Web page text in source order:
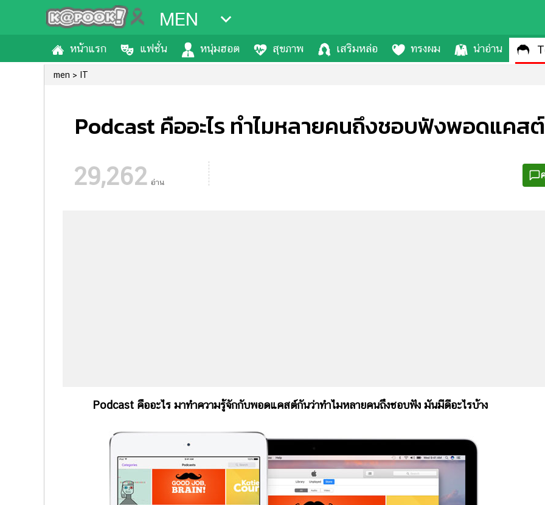
MEN
หน้าแรก แฟชั่น หนุ่มฮอต สุขภาพ เสริมหล่อ ทรงผม น่าอ่าน
men IT
Podcast คืออะไร ทำไมหลายคนถึงชอบฟังพอดแคสต์
29,262 อ่าน
Podcast คืออะไร มาทำความรู้จักกับพอดแคสต์กันว่าทำไมหลายคนถึงชอบฟัง มันมีดีอะไรบ้าง